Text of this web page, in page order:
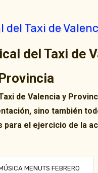
del Taxi de
de Valencia y
sino también
para el ejercicio de la
MENUTS FEBRERO